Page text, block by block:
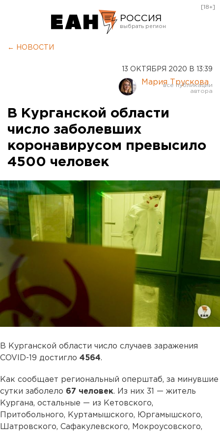
РОССИЯ
Курган
Оренбург
[18+]
← НОВОСТИ
13 ОКТЯБРЯ 2020 В 13:39
Мария Трускова
В Курганской области
число заболевших
коронавирусом превысило
4500 человек
В Курганской области число случаев заражения
COVID-19 достигло 4564.
Как сообщает региональный оперштаб, за минувшие
сутки заболело 67 человек. Из них 31 — житель
Кургана, остальные — из Кетовского,
Притобольного, Куртамышского, Юргамышского,
Шатровского, Сафакулевского, Мокроусовского,